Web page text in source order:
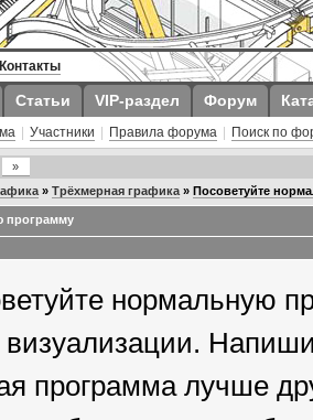
Контакты
Статьи VIP-раздел Форум
Участники Правила форума Поиск по
»
» Трёхмерная графика » Посоветуйте
программу
нормальную
визуализации.
программа лучше